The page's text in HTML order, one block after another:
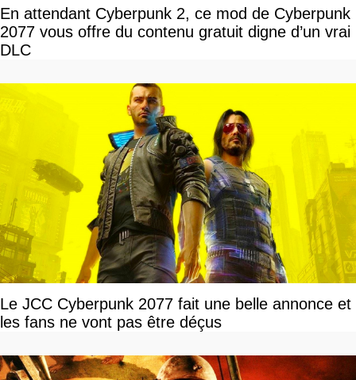
En attendant Cyberpunk 2, ce mod de Cyberpunk
2077 vous offre du contenu gratuit digne d’un vrai
DLC
Le JCC Cyberpunk 2077 fait une belle annonce et
les fans ne vont pas être déçus